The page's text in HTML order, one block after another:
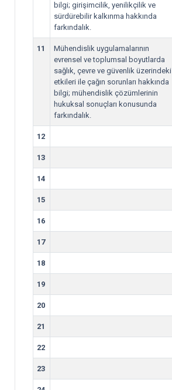
bilgi; girişimcilik, yenilikçilik ve
sürdürebilir kalkınma hakkında
farkındalık.
11
Mühendislik uygulamalarının
evrensel ve toplumsal boyutlarda
sağlık, çevre ve güvenlik üzerindeki
etkileri ile çağın sorunları hakkında
bilgi; mühendislik çözümlerinin
hukuksal sonuçları konusunda
farkındalık.
12
13
14
15
16
17
18
19
20
21
22
23